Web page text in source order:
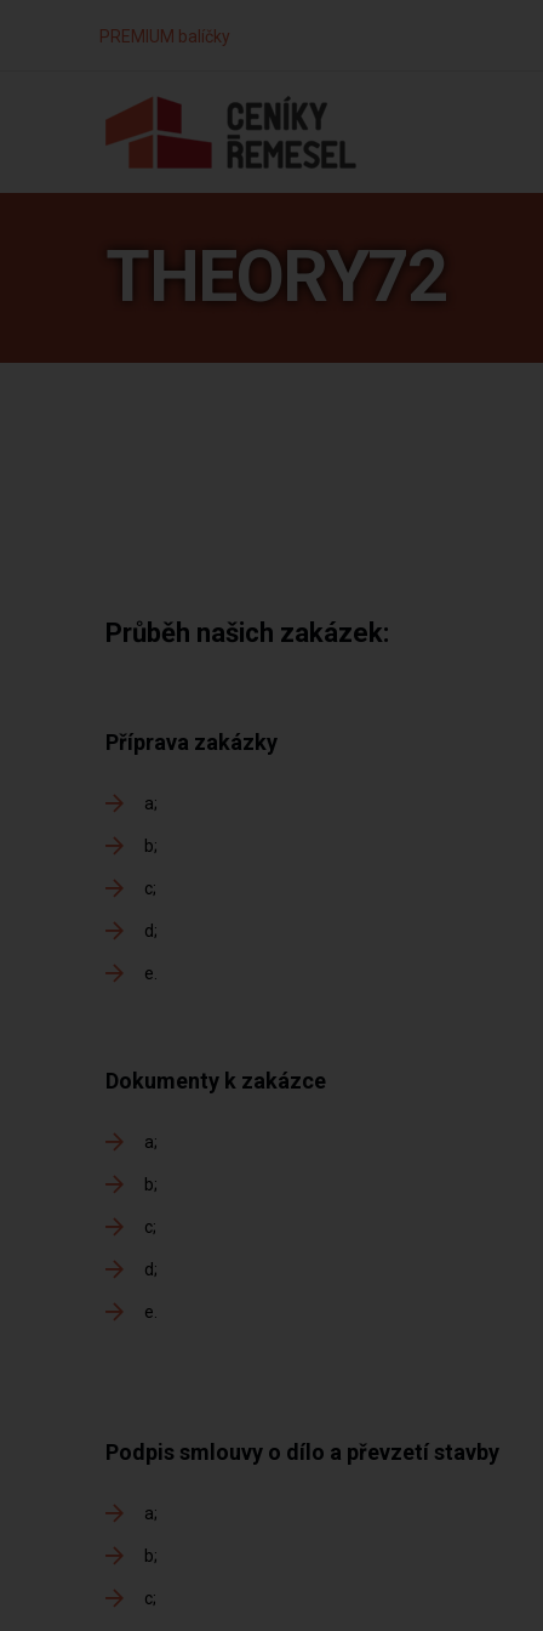
PREMIUM balíčky
THEORY72
Průběh našich zakázek:
Příprava zakázky
a
b
c
d
e
Dokumenty k zakázce
a
b
c
d
e
Podpis smlouvy o dílo a převzetí stavby
a
b
c